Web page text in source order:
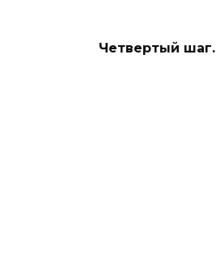
Четвертый шаг.